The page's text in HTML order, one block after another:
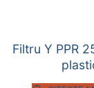
Filtru Y PPR